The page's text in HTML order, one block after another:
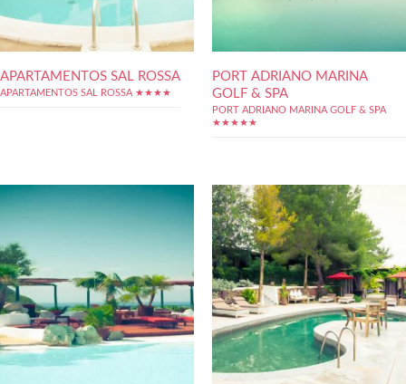
APARTAMENTOS SAL ROSSA
APARTAMENTOS SAL ROSSA ★★★★
PORT ADRIANO MARINA
GOLF & SPA
PORT ADRIANO MARINA GOLF & SPA
★★★★★